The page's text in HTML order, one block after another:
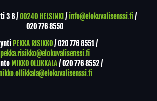
3 B /00240 HELSINKI / info@elokuvalisenssi.fi/
020 776 8550
PEKKA RISIKKO/020 776 8551/
pekka.risikko@elokuvalisenssi.fi
MIKKO OLLIKKALA/020 776 8552/